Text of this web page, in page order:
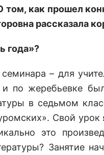
как прошел
рассказала
года»?
– для
по жеребьевке
в седьмом
Свой урок
это
Занятие